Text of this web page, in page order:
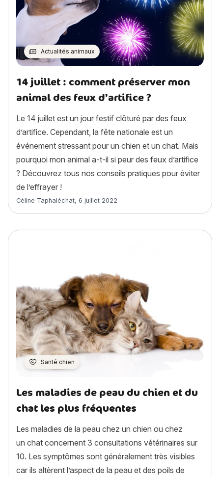
Actualités animaux
14 juillet : comment préserver mon
animal des feux d’artifice ?
Le 14 juillet est un jour festif clôturé par des feux
d’artifice. Cependant, la fête nationale est un
événement stressant pour un chien et un chat. Mais
pourquoi mon animal a-t-il si peur des feux d’artifice
? Découvrez tous nos conseils pratiques pour éviter
de l’effrayer !
Article rédigé par
Céline Taphaléchat, 6 juillet 2022
Santé chien
Les maladies de peau du chien et du
chat les plus fréquentes
Les maladies de la peau chez un chien ou chez
un chat concernent 3 consultations vétérinaires sur
10. Les symptômes sont généralement très visibles
car ils altèrent l’aspect de la peau et des poils de